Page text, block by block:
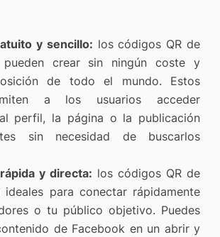
y sencillo: los códigos QR de
pueden crear sin ningún coste y
de todo el mundo. Estos
a los usuarios acceder
perfil, la página o la publicación
sin necesidad de buscarlos
y directa: los códigos QR de
ideales para conectar rápidamente
o tu público objetivo. Puedes
de Facebook en un abrir y